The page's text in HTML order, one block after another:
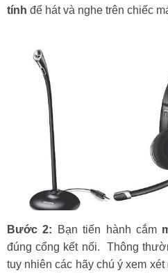
tính để hát và nghe trên chiếc
Bước 2: Bạn tiến hành cắm
đúng cổng kết nối. Thông
tuy nhiên các hãy chú ý xem